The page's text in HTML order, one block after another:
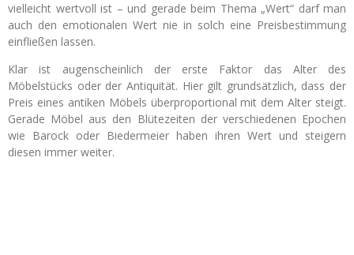
vielleicht wertvoll ist – und gerade beim Thema „Wert“ darf man
auch den emotionalen Wert nie in solch eine Preisbestimmung
einfließen lassen.
Klar ist augenscheinlich der erste Faktor das Alter des
Möbelstücks oder der Antiquität. Hier gilt grundsätzlich, dass der
Preis eines antiken Möbels überproportional mit dem Alter steigt.
Gerade Möbel aus den Blütezeiten der verschiedenen Epochen
wie Barock oder Biedermeier haben ihren Wert und steigern
diesen immer weiter.